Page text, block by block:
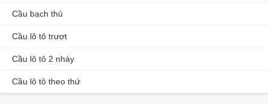
Cầu bạch thủ
Cầu lô tô trượt
Cầu lô tô 2 nháy
Cầu lô tô theo thứ